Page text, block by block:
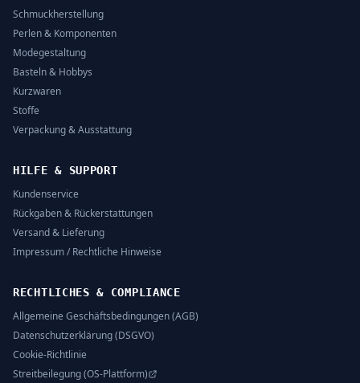
Schmuckherstellung
Perlen & Komponenten
Modegestaltung
Basteln & Hobbys
Kurzwaren
Stoffe
Verpackung & Ausstattung
HILFE & SUPPORT
Kundenservice
Rückgaben & Rückerstattungen
Versand & Lieferung
Impressum / Rechtliche Hinweise
RECHTLICHES & COMPLIANCE
Allgemeine Geschäftsbedingungen (AGB)
Datenschutzerklärung (DSGVO)
Cookie-Richtlinie
Streitbeilegung (OS-Plattform)